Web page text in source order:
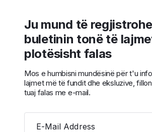
Ju mund të
buletinin tonë të
plotësisht falas
Mos e humbisni mundësinë për t'u
lajmet më të fundit dhe eksluzive,
tuaj falas me e-mail.
E-Mail Address